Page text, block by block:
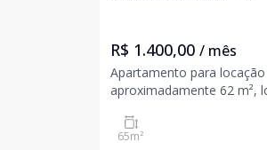
R$ 1.400,00 / mês
Apartamento para
aproximadamente 62 m²,
fácil acesso às principais vias da
com 2 quartos, 1
65m²